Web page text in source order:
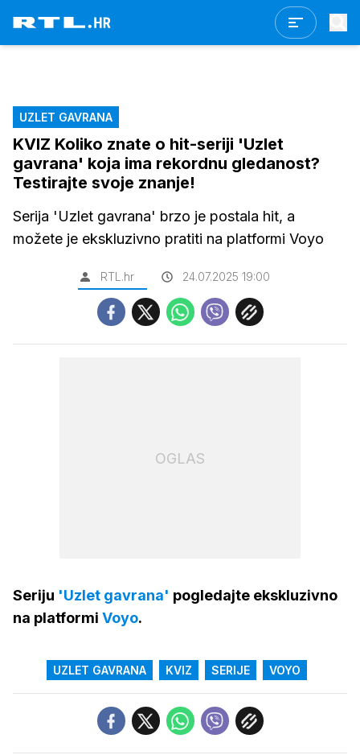
UZLET GAVRANA
KVIZ Koliko znate o hit-seriji 'Uzlet
gavrana' koja ima rekordnu gledanost?
Testirajte svoje znanje!
Serija 'Uzlet gavrana' brzo je postala hit, a
možete je ekskluzivno pratiti na platformi Voyo
RTL.hr 24.07.2025 19:00
OGLAS
Seriju 'Uzlet gavrana' pogledajte ekskluzivno
na platformi Voyo.
UZLET GAVRANA KVIZ SERIJE VOYO